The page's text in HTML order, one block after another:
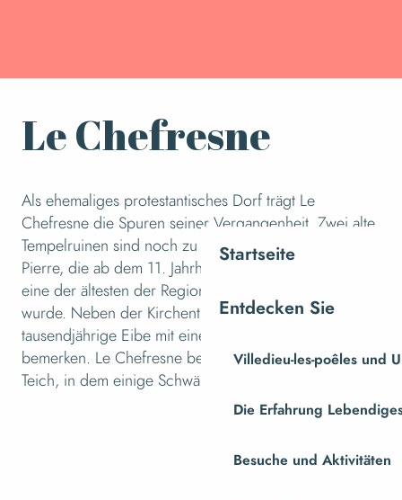
Startseite
Entdecken Sie
Villedieu-les-poêles und
Die Erfahrung
Besuche und Aktivitäten
Le Chefresne
Als ehemaliges protestantisches Dorf trägt Le
Chefresne die Spuren seiner Vergangenheit. Zwei alte
Tempelruinen sind noch zu sehen. Die Kirche Saint-
Pierre, die ab dem 11. Jahrhundert erbaut wurde, ist
eine der ältesten der Region. Jahrhundert errichtet
wurde. Neben der Kirchentür werden Sie eine
tausendjährige Eibe mit einem völlig hohlen Stamm
bemerken. Le Chefresne beherbergt außerdem einen
Teich, in dem einige Schwäne leben.